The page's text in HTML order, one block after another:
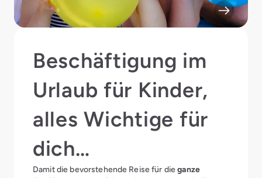
Beschäftigung im
Urlaub für Kinder,
alles Wichtige für
dich
Damit die bevorstehende Reise für dieganze